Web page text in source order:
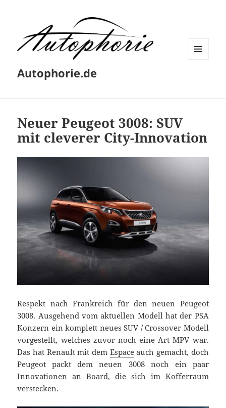
Autophorie.de
Neuer Peugeot 3008: SUV
mit cleverer City-Innovation
Respekt nach Frankreich für den neuen Peugeot
3008. Ausgehend vom aktuellen Modell hat der PSA
Konzern ein komplett neues SUV / Crossover Modell
vorgestellt, welches zuvor noch eine Art MPV war.
Das hat Renault mit dem Espaceauch gemacht, doch
Peugeot packt dem neuen 3008 noch ein paar
Innovationen an Board, die sich im Kofferraum
verstecken.